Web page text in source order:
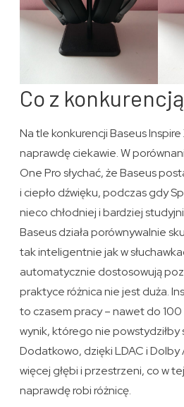
Co z
Na tle konkurencji Baseus Inspire
naprawdę ciekawie. W
One Pro słychać, że Baseus
i ciepło dźwięku, podczas gdy
nieco chłodniej i bardziej
Baseus działa porównywalnie
tak inteligentnie jak w
automatycznie dostosowują
praktyce różnica nie jest duża.
to czasem pracy – nawet do
wynik, którego nie powstydziłby
Dodatkowo, dzięki LDAC i
więcej głębi i przestrzeni, co w
naprawdę robi różnicę.